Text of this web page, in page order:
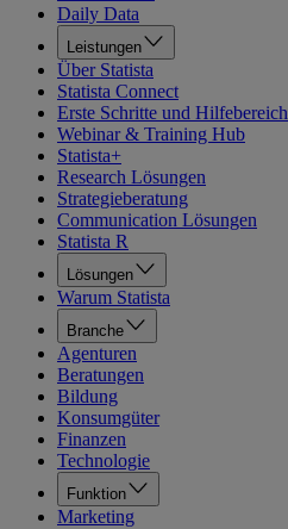
Daily Data
Leistungen
Über Statista
Statista Connect
Erste Schritte und Hilfebereich
Webinar & Training Hub
Statista+
Research Lösungen
Strategieberatung
Communication Lösungen
Statista R
Lösungen
Warum Statista
Branche
Agenturen
Beratungen
Bildung
Konsumgüter
Finanzen
Technologie
Funktion
Marketing